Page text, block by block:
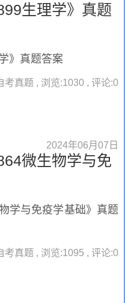
生理学》真题
》真题答案
考真题 , 浏览:1030 , 评论:0
2024年06月07日
微生物学与免
学与免疫学基础》真题
考真题 , 浏览:1095 , 评论:0